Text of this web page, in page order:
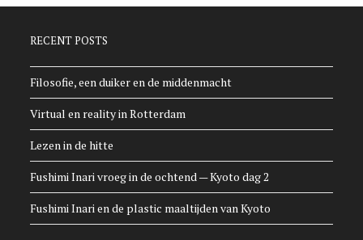
RECENT POSTS
Filosofie, een duiker en de middenmacht
Virtual en reality in Rotterdam
Lezen in de hitte
Fushimi Inari vroeg in de ochtend — Kyoto dag 2
Fushimi Inari en de plastic maaltijden van Kyoto